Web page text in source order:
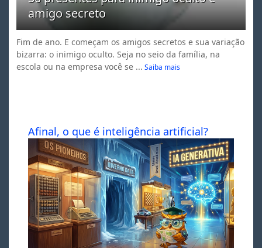
amigo secreto
Fim de ano. E começam os amigos secretos e sua variação
bizarra: o inimigo oculto. Seja no seio da família, na
escola ou na empresa você se ... Saiba mais
Afinal, o que é inteligência artificial?